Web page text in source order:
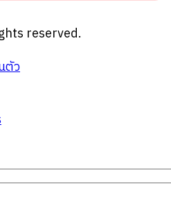
reserved.
ตัว